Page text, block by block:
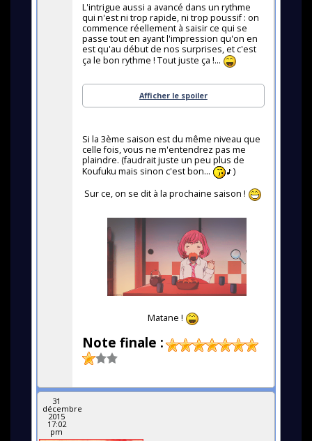
L'intrigue aussi a avancé dans un rythme
qui n'est ni trop rapide, ni trop poussif : on
commence réellement à saisir ce qui se
passe tout en ayant l'impression qu'on en
est qu'au début de nos surprises, et c'est
ça le bon rythme ! Tout juste ça !...
Afficher le spoiler
Si la 3ème saison est du même niveau que
celle fois, vous ne m'entendrez pas me
plaindre. (faudrait juste un peu plus de
Koufuku mais sinon c'est bon...
)
Sur ce, on se dit à la prochaine saison !
Matane !
Note finale :
31
décembre
2015
17:02
pm